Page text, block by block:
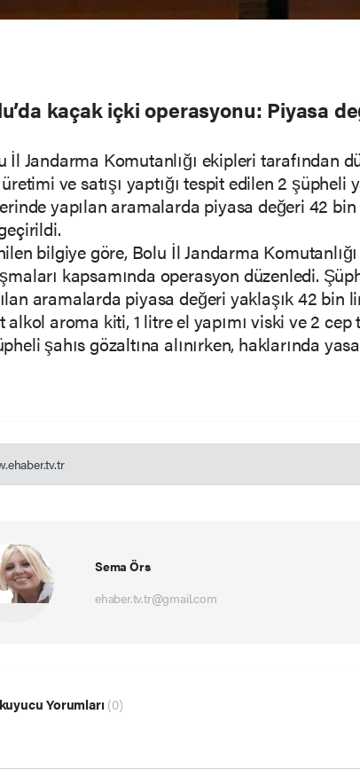
kaçak içki operasyonu: Piyasa
İl Jandarma Komutanlığı ekipleri tarafından
ve satışı yaptığı tespit edilen 2
yapılan aramalarda piyasa değeri 42
bilgiye göre, Bolu İl Jandarma
kapsamında operasyon düzenledi.
aramalarda piyasa değeri yaklaşık 42 bin
alkol aroma kiti, 1 litre el yapımı viski ve 2
şahıs gözaltına alınırken, haklarında
Sema Örs
ehaber.tv.tr@gmail.com
Yorumları (0)